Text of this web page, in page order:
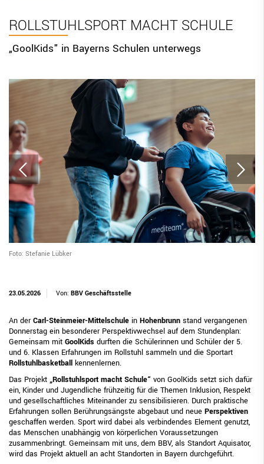
ROLLSTUHLSPORT MACHT SCHULE
„GoolKids" in Bayerns Schulen unterwegs
Foto: Stefanie Lübker
23.05.2026 Von: BBV Geschäftsstelle
An derCarl-Steinmeier-Mittelschule in Hohenbrunn stand vergangenen
Donnerstag ein besonderer Perspektivwechsel auf dem Stundenplan:
Gemeinsam mit GoolKids durften die Schülerinnen und Schüler der 5.
und 6. Klassen Erfahrungen im Rollstuhl sammeln und die Sportart
Rollstuhlbasketball kennenlernen.
Das Projekt „Rollstuhlsport macht Schule“ von GoolKids setzt sich dafür
ein, Kinder und Jugendliche frühzeitig für die Themen Inklusion, Respekt
und gesellschaftliches Miteinander zu sensibilisieren. Durch praktische
Erfahrungen sollen Berührungsängste abgebaut und neue Perspektiven
geschaffen werden. Sport wird dabei als verbindendes Element genutzt,
das Menschen unabhängig von körperlichen Voraussetzungen
zusammenbringt. Gemeinsam mit uns, dem BBV, als Standort Aquisator,
wird das Projekt aktuell an acht Standorten in Bayern durchgeführt.
BBV Links
DIGITAL SCORE SHEET